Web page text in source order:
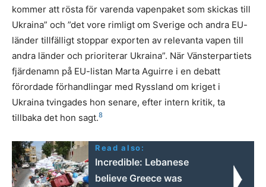
kommer att rösta för varenda vapenpaket som skickas till
Ukraina” och ”det vore rimligt om Sverige och andra EU-
länder tillfälligt stoppar exporten av relevanta vapen till
andra länder och prioriterar Ukraina”. När Vänsterpartiets
fjärdenamn på EU-listan Marta Aguirre i en debatt
förordade förhandlingar med Ryssland om kriget i
Ukraina tvingades hon senare, efter intern kritik, ta
tillbaka det hon sagt.8
Read also:
Incredible: Lebanese
believe Greece was